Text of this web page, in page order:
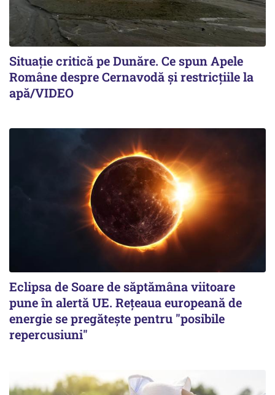
Situație critică pe Dunăre. Ce spun Apele
Române despre Cernavodă și restricțiile la
apă/VIDEO
Eclipsa de Soare de săptămâna viitoare
pune în alertă UE. Rețeaua europeană de
energie se pregătește pentru "posibile
repercusiuni"